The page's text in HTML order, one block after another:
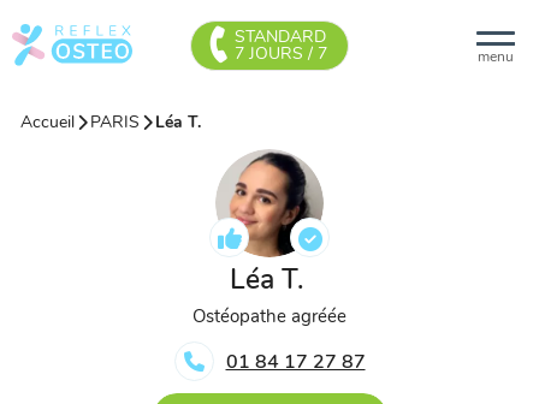
menu
STANDARD
7 JOURS / 7
Accueil PARIS Léa T.
Léa T.
Ostéopathe agréée
01 84 17 27 87